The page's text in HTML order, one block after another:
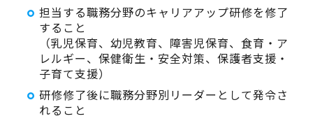
担当する職務分野のキャリアアップ研修を修了
すること
（乳児保育、幼児教育、障害児保育、食育・ア
レルギー、保健衛生・安全対策、保護者支援・
子育て支援）
研修修了後に職務分野別リーダーとして発令さ
れること